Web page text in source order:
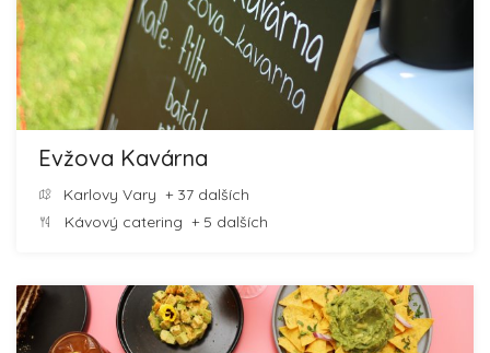
Evžova Kavárna
Karlovy Vary + 37 dalších
Kávový catering + 5 dalších